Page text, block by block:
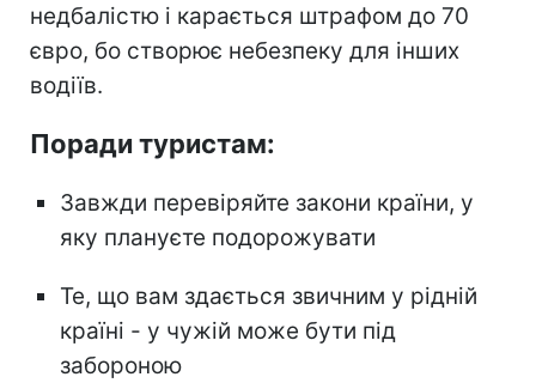
недбалістю і карається штрафом до 70
євро, бо створює небезпеку для інших
водіїв.
Поради туристам:
Завжди перевіряйте закони країни, у
яку плануєте подорожувати
Те, що вам здається звичним у рідній
країні - у чужій може бути під
забороною